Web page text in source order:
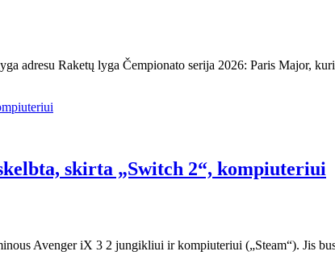
adresu Raketų lyga Čempionato serija 2026: Paris Major,
skirta „Switch 2“, kompiuteriui
Avenger iX 3 2 jungikliui ir kompiuteriui („Steam“). Jis